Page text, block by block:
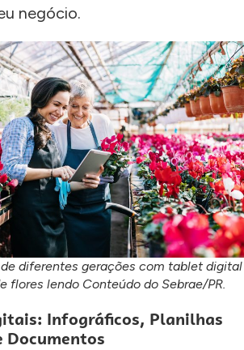
negócio.
diferentes gerações com tablet digital
flores lendo Conteúdo do Sebrae/PR.
Infográficos, Planilhas
Documentos